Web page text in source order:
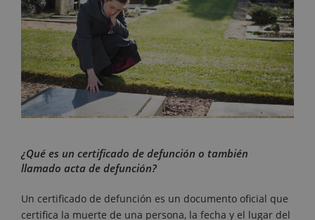
¿Qué es un certificado de defunción o también
llamado acta de defunción?
Un certificado de defunción es un documento oficial que
certifica la muerte de una persona, la fecha y el lugar del